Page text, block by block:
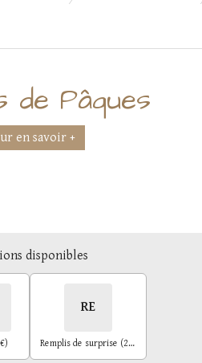
Pâques
en savoir +
disponibles
RE
Remplis de surprise (28€)